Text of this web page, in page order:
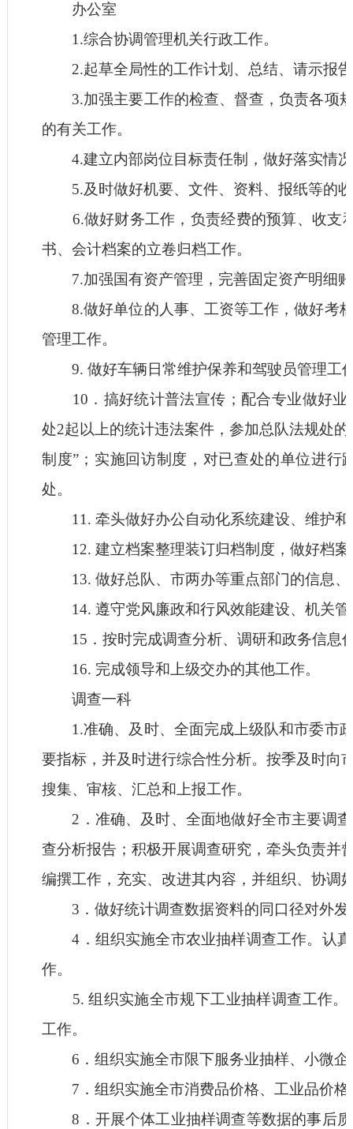
办公室
1.综合协调管理机关行政工作。
2.起草全局性的工作计划、总结、请示报
3.加强主要工作的检查、督查，负责各项规
的有关工作。
4.建立内部岗位目标责任制，做好落实情况
5.及时做好机要、文件、资料、报纸等的收
6.做好财务工作，负责经费的预算、收支
书、会计档案的立卷归档工作。
7.加强国有资产管理，完善固定资产明细账
8.做好单位的人事、工资等工作，做好考核
管理工作。
9. 做好车辆日常维护保养和驾驶员管理工
10．搞好统计普法宣传；配合专业做好业
处2起以上的统计违法案件，参加总队法规处
制度”；实施回访制度，对已查处的单位进行
处。
11. 牵头做好办公自动化系统建设、维护和
12. 建立档案整理装订归档制度，做好档案
13. 做好总队、市两办等重点部门的信息、
14. 遵守党风廉政和行风效能建设、机关管
15．按时完成调查分析、调研和政务信息
16. 完成领导和上级交办的其他工作。
调查一科
1.准确、及时、全面完成上级队和市委市政
要指标，并及时进行综合性分析。按季及时向
搜集、审核、汇总和上报工作。
2．准确、及时、全面地做好全市主要调查
查分析报告；积极开展调查研究，牵头负责并
编撰工作，充实、改进其内容，并组织、协调
3．做好统计调查数据资料的同口径对外发
4．组织实施全市农业抽样调查工作。认真
作。
5. 组织实施全市规下工业抽样调查工作。
工作。
6．组织实施全市限下服务业抽样、小微企
7．组织实施全市消费品价格、工业品价格
8．开展个体工业抽样调查等数据的事后质